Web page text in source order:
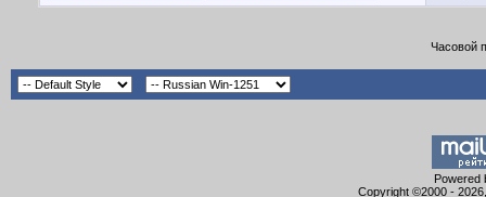
Часовой
Powered
Copyright ©2000 -